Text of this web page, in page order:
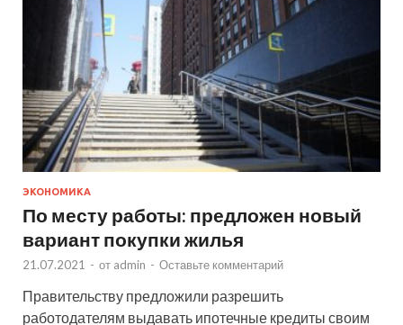
ЭКОНОМИКА
По месту работы: предложен новый
вариант покупки жилья
21.07.2021 - от admin - Оставьте комментарий
Правительству предложили разрешить
работодателям выдавать ипотечные кредиты своим